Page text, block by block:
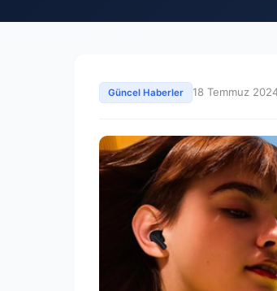
Güncel Haberler 18 Temmuz